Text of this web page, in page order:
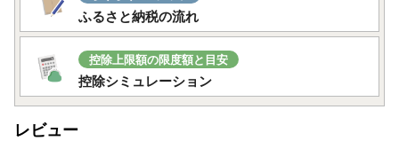
＜提出先＞
〒320-8790
日本郵便株式会社 宇都宮中央郵便局
私書箱第64号 株式会社新朝プレス
ふるさと納税の流れ
控除上限額の限度額と目安
控除シミュレーション
レビュー